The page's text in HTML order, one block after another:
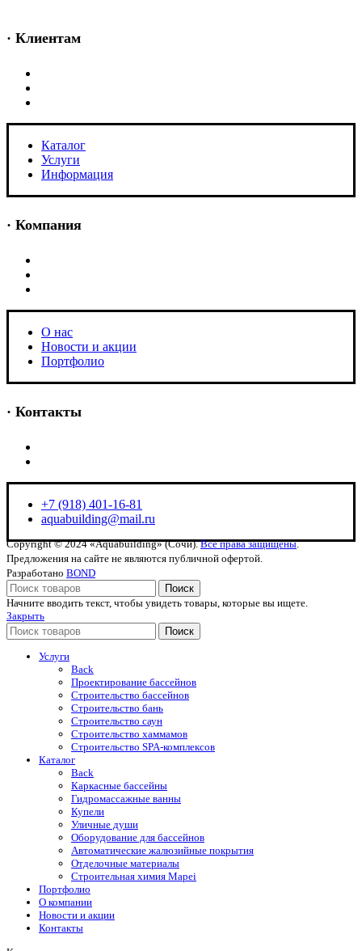
· Клиентам
Каталог
Услуги
Информация
· Компания
O нас
Новости и акции
Портфолио
· Контакты
+7 (918) 401-16-81
aquabuilding@mail.ru
Copyright © 2024 «Aquabuilding» (Сочи).Все права защищены.
Предложения на сайте не являются публичной офертой.
Разработано BOND
Поиск
Начните вводить текст, чтобы увидеть товары, которые вы ищете.
Закрыть
Поиск
Услуги
Back
Проектирование бассейнов
Строительство бассейнов
Строительство бань
Строительство саун
Строительство хаммамов
Строительство SPA-комплексов
Каталог
Back
Каркасные бассейны
Гидромассажные ванны
Купели
Уличные души
Оборудование для бассейнов
Автоматические жалюзийные покрытия
Отделочные материалы
Строительная химия Mapei
Портфолио
O компании
Новости и акции
Контакты